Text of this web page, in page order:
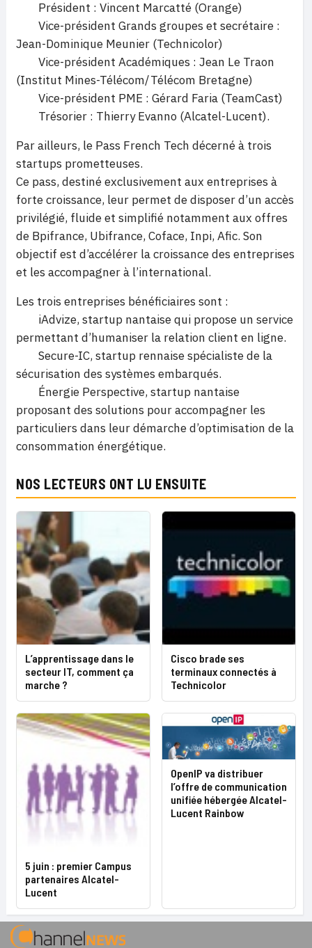
Président : Vincent Marcatté (Orange)
Vice-président Grands groupes et secrétaire :
Jean-Dominique Meunier (Technicolor)
Vice-président Académiques : Jean Le Traon
(Institut Mines-Télécom/Télécom Bretagne)
Vice-président PME : Gérard Faria (TeamCast)
Trésorier : Thierry Evanno (Alcatel-Lucent).
Par ailleurs, le Pass French Tech décerné à trois
startups prometteuses.
Ce pass, destiné exclusivement aux entreprises à
forte croissance, leur permet de disposer d’un accès
privilégié, fluide et simplifié notamment aux offres
de Bpifrance, Ubifrance, Coface, Inpi, Afic. Son
objectif est d’accélérer la croissance des entreprises
et les accompagner à l’international.
Les trois entreprises bénéficiaires sont :
iAdvize, startup nantaise qui propose un service
permettant d’humaniser la relation client en ligne.
Secure-IC, startup rennaise spécialiste de la
sécurisation des systèmes embarqués.
Énergie Perspective, startup nantaise
proposant des solutions pour accompagner les
particuliers dans leur démarche d’optimisation de la
consommation énergétique.
NOS LECTEURS ONT LU ENSUITE
L’apprentissage dans le
secteur IT, comment ça
marche ?
Cisco brade ses
terminaux connectés à
Technicolor
5 juin : premier Campus
partenaires Alcatel-
Lucent
OpenIP va distribuer
l’offre de communication
unifiée hébergée Alcatel-
Lucent Rainbow